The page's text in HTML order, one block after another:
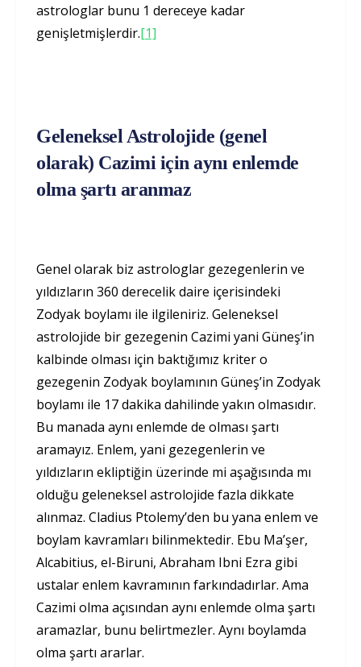
astrologlar bunu 1 dereceye kadar
genişletmişlerdir.[1]
Geleneksel Astrolojide (genel
olarak) Cazimi için aynı enlemde
olma şartı aranmaz
Genel olarak biz astrologlar gezegenlerin ve
yıldızların 360 derecelik daire içerisindeki
Zodyak boylamı ile ilgileniriz. Geleneksel
astrolojide bir gezegenin Cazimi yani Güneş’in
kalbinde olması için baktığımız kriter o
gezegenin Zodyak boylamının Güneş’in Zodyak
boylamı ile 17 dakika dahilinde yakın olmasıdır.
Bu manada aynı enlemde de olması şartı
aramayız. Enlem, yani gezegenlerin ve
yıldızların ekliptiğin üzerinde mi aşağısında mı
olduğu geleneksel astrolojide fazla dikkate
alınmaz. Cladius Ptolemy’den bu yana enlem ve
boylam kavramları bilinmektedir. Ebu Ma’şer,
Alcabitius, el-Biruni, Abraham Ibni Ezra gibi
ustalar enlem kavramının farkındadırlar. Ama
Cazimi olma açısından aynı enlemde olma şartı
aramazlar, bunu belirtmezler. Aynı boylamda
olma şartı ararlar.